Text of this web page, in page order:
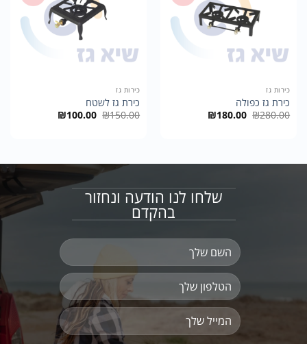
כירות גז
כירת גז כפולה
₪280.00 המחיר
המקורי
₪180.00 המחיר
הנוכחי
כירות גז
כירת גז לשטח
₪150.00 המחיר
המקורי
₪100.00 המחיר
הנוכחי
שלחו לנו הודעה ונחזור
בהקדם